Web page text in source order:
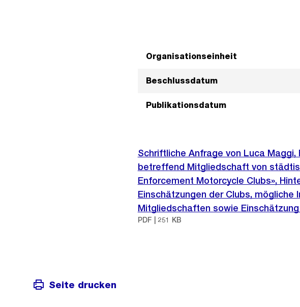
Organisationseinheit
Beschlussdatum
Publikationsdatum
Schriftliche Anfrage von Luca
betreffend Mitgliedschaft von
Enforcement Motorcycle Clubs»,
Einschätzungen der Clubs,
Mitgliedschaften sowie
PDF | 251 KB
Seite drucken